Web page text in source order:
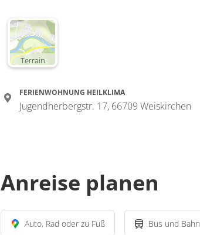
Terrain
FERIENWOHNUNG HEILKLIMA
Jugendherbergstr. 17, 66709 Weiskirchen
Anreise planen
Auto, Rad oder zu Fuß Bus und Bahn